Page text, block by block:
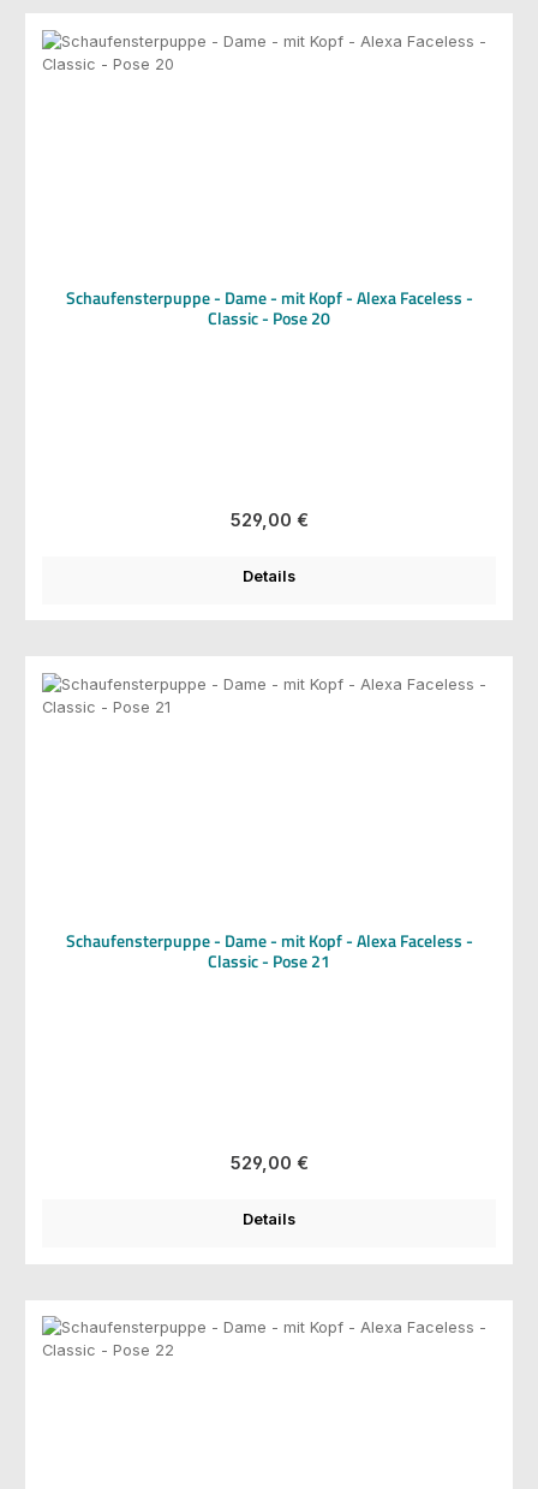
Schaufensterpuppe - Dame - mit Kopf - Alexa Faceless -
Classic - Pose 20
Regulärer Preis:
529,00 €
Details
Schaufensterpuppe - Dame - mit Kopf - Alexa Faceless -
Classic - Pose 21
Regulärer Preis:
529,00 €
Details